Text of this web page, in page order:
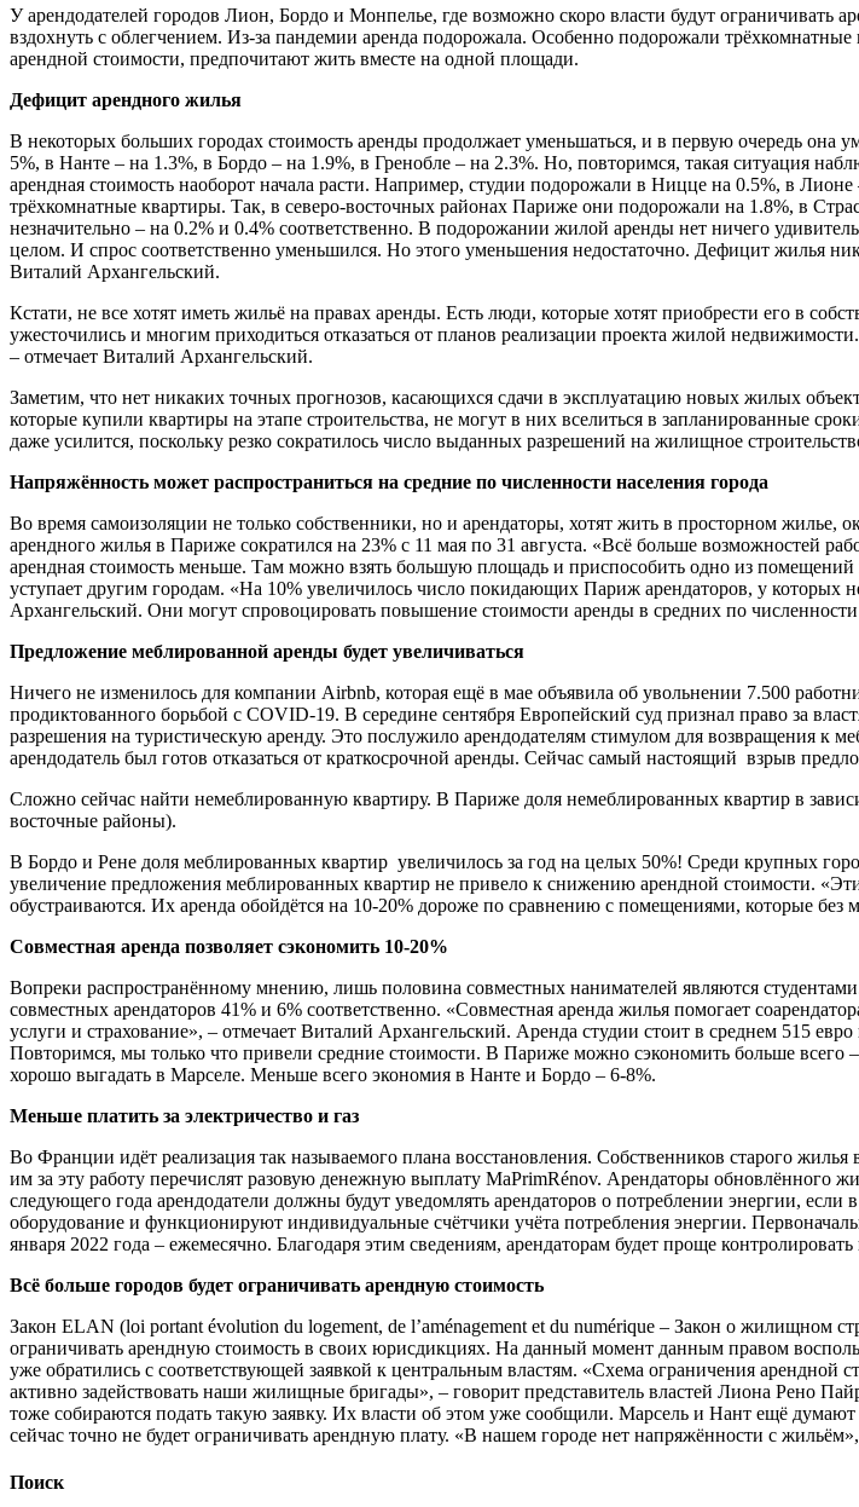
У арендодателей городов Лион, Бордо и Монпелье, где возможно скоро власти будут ограничивать
вздохнуть с облегчением. Из-за пандемии аренда подорожала. Особенно подорожали
арендной стоимости, предпочитают жить вместе на одной площади.
Дефицит арендного жилья
В некоторых больших городах стоимость аренды продолжает уменьшаться, и в первую очередь она
5%, в Нанте – на 1.3%, в Бордо – на 1.9%, в Гренобле – на 2.3%. Но, повторимся, такая ситуация
арендная стоимость наоборот начала расти. Например, студии подорожали в Ницце на 0.5%, в
трёхкомнатные квартиры. Так, в северо-восточных районах Париже они подорожали на 1.8%, в
незначительно – на 0.2% и 0.4% соответственно. В подорожании жилой аренды нет ничего
целом. И спрос соответственно уменьшился. Но этого уменьшения недостаточно. Дефицит
Виталий Архангельский.
Кстати, не все хотят иметь жильё на правах аренды. Есть люди, которые хотят приобрести его в
ужесточились и многим приходиться отказаться от планов реализации проекта жилой
– отмечает Виталий Архангельский.
Заметим, что нет никаких точных прогнозов, касающихся сдачи в эксплуатацию новых жилых
которые купили квартиры на этапе строительства, не могут в них вселиться в запланированные
даже усилится, поскольку резко сократилось число выданных разрешений на жилищное
Напряжённость может распространиться на средние по численности населения города
Во время самоизоляции не только собственники, но и арендаторы, хотят жить в просторном
арендного жилья в Париже сократился на 23% с 11 мая по 31 августа. «Всё больше возможностей
арендная стоимость меньше. Там можно взять большую площадь и приспособить одно из
уступает другим городам. «На 10% увеличилось число покидающих Париж арендаторов, у которых
Архангельский. Они могут спровоцировать повышение стоимости аренды в средних по
Предложение меблированной аренды будет увеличиваться
Ничего не изменилось для компании Airbnb, которая ещё в мае объявила об увольнении 7.500
продиктованного борьбой с COVID-19. В середине сентября Европейский суд признал право за
разрешения на туристическую аренду. Это послужило арендодателям стимулом для возвращения к
арендодатель был готов отказаться от краткосрочной аренды. Сейчас самый настоящий взрыв
Сложно сейчас найти немеблированную квартиру. В Париже доля немеблированных квартир в
восточные районы).
В Бордо и Рене доля меблированных квартир увеличилось за год на целых 50%! Среди крупных
увеличение предложения меблированных квартир не привело к снижению арендной стоимости.
обустраиваются. Их аренда обойдётся на 10-20% дороже по сравнению с помещениями, которые без
Совместная аренда позволяет сэкономить 10-20%
Вопреки распространённому мнению, лишь половина совместных нанимателей являются
совместных арендаторов 41% и 6% соответственно. «Совместная аренда жилья помогает
услуги и страхование», – отмечает Виталий Архангельский. Аренда студии стоит в среднем 515
Повторимся, мы только что привели средние стоимости. В Париже можно сэкономить больше
хорошо выгадать в Марселе. Меньше всего экономия в Нанте и Бордо – 6-8%.
Меньше платить за электричество и газ
Во Франции идёт реализация так называемого плана восстановления. Собственников старого
им за эту работу перечислят разовую денежную выплату MaPrimRénov. Арендаторы обновлённого
следующего года арендодатели должны будут уведомлять арендаторов о потреблении энергии,
оборудование и функционируют индивидуальные счётчики учёта потребления энергии.
января 2022 года – ежемесячно. Благодаря этим сведениям, арендаторам будет проще
Всё больше городов будет ограничивать арендную стоимость
Закон ELAN (loi portant évolution du logement, de l’aménagement et du numérique – Закон о жилищном
ограничивать арендную стоимость в своих юрисдикциях. На данный момент данным правом
уже обратились с соответствующей заявкой к центральным властям. «Схема ограничения арендной
активно задействовать наши жилищные бригады», – говорит представитель властей Лиона Рено
тоже собираются подать такую заявку. Их власти об этом уже сообщили. Марсель и Нант ещё
сейчас точно не будет ограничивать арендную плату. «В нашем городе нет напряжённости с
Поиск